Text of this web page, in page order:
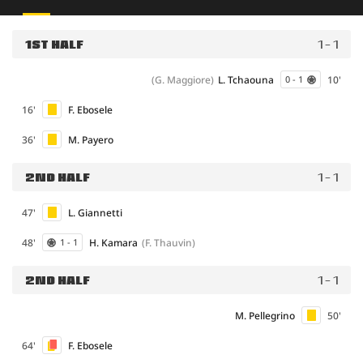
1ST HALF 1 - 1
10'
0 - 1
L. Tchaouna
(G. Maggiore)
16' F. Ebosele
36' M. Payero
2ND HALF 1 - 1
47' L. Giannetti
48' 1 - 1 H. Kamara (F. Thauvin)
2ND HALF 1 - 1
50'
M. Pellegrino
64' F. Ebosele